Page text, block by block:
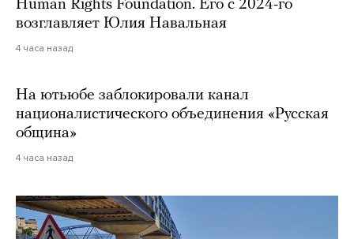
Human Rights Foundation. Его с 2024-го
возглавляет Юлия Навальная
4 часа назад
На ютьюбе заблокировали канал
националистического объединения «Русская
община»
4 часа назад